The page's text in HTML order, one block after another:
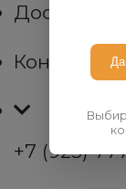
Доставка
Контакты
+7 (923)